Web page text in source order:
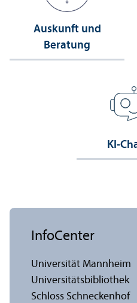
Auskunft und
Beratung
KI-
InfoCenter
Universität Mannheim
Universitäts­bibliothek
Schloss Schneckenhof